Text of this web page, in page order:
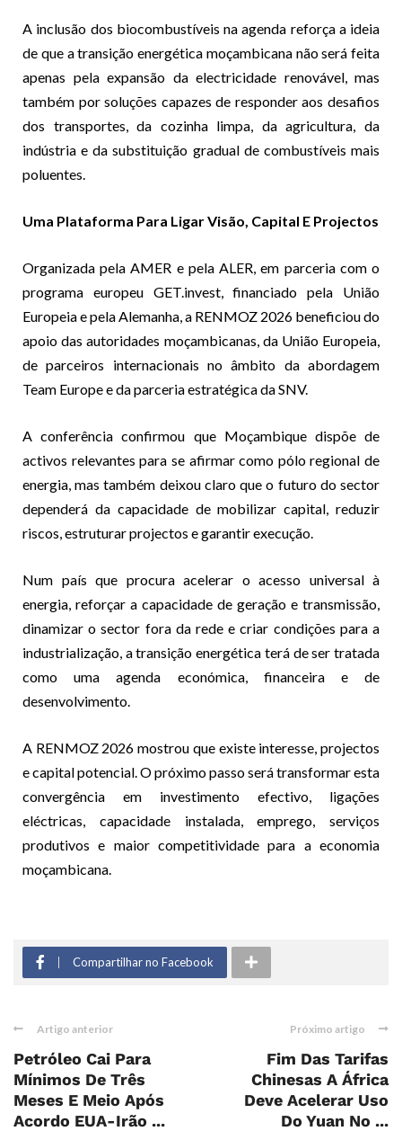
A inclusão dos biocombustíveis na agenda reforça a ideia
de que a transição energética moçambicana não será feita
apenas pela expansão da electricidade renovável, mas
também por soluções capazes de responder aos desafios
dos transportes, da cozinha limpa, da agricultura, da
indústria e da substituição gradual de combustíveis mais
poluentes.
Uma Plataforma Para Ligar Visão, Capital E Projectos
Organizada pela AMER e pela ALER, em parceria com o
programa europeu GET.invest, financiado pela União
Europeia e pela Alemanha, a RENMOZ 2026 beneficiou do
apoio das autoridades moçambicanas, da União Europeia,
de parceiros internacionais no âmbito da abordagem
Team Europe e da parceria estratégica da SNV.
A conferência confirmou que Moçambique dispõe de
activos relevantes para se afirmar como pólo regional de
energia, mas também deixou claro que o futuro do sector
dependerá da capacidade de mobilizar capital, reduzir
riscos, estruturar projectos e garantir execução.
Num país que procura acelerar o acesso universal à
energia, reforçar a capacidade de geração e transmissão,
dinamizar o sector fora da rede e criar condições para a
industrialização, a transição energética terá de ser tratada
como uma agenda económica, financeira e de
desenvolvimento.
A RENMOZ 2026 mostrou que existe interesse, projectos
e capital potencial. O próximo passo será transformar esta
convergência em investimento efectivo, ligações
eléctricas, capacidade instalada, emprego, serviços
produtivos e maior competitividade para a economia
moçambicana.
Compartilhar no Facebook
Artigo anterior
Petróleo Cai Para
Mínimos De Três
Meses E Meio Após
Acordo EUA-Irão ...
Próximo artigo
Fim Das Tarifas
Chinesas A África
Deve Acelerar Uso
Do Yuan No ...